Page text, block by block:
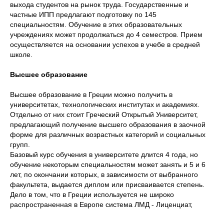
выхода студентов на рынок труда. Государственные и
частные ИПП предлагают подготовку по 145
специальностям. Обучение в этих образовательных
учреждениях может продолжаться до 4 семестров. Прием
осуществляется на основании успехов в учебе в средней
школе.
Высшее образование
Высшее образование в Греции можно получить в
университетах, технологических институтах и академиях.
Отдельно от них стоит Греческий Открытый Университет,
предлагающий получение высшего образования в заочной
форме для различных возрастных категорий и социальных
групп.
Базовый курс обучения в университете длится 4 года, но
обучение некоторым специальностям может занять и 5 и 6
лет, по окончании которых, в зависимости от выбранного
факультета, выдается диплом или присваивается степень.
Дело в том, что в Греции используется не широко
распространенная в Европе система ЛМД - Лиценциат,